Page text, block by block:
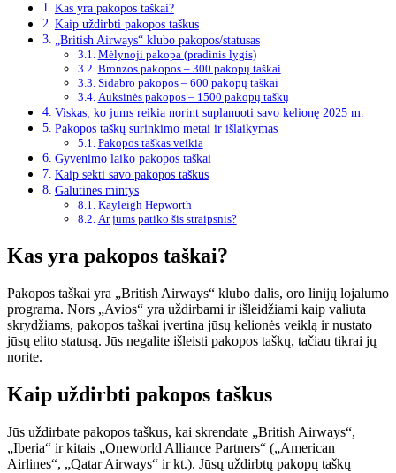
Kas yra pakopos taškai?
Kaip uždirbti pakopos taškus
„British Airways“ klubo pakopos/statusas
Mėlynoji pakopa (pradinis lygis)
Bronzos pakopos – 300 pakopų taškai
Sidabro pakopos – 600 pakopų taškai
Auksinės pakopos – 1500 pakopų taškų
Viskas, ko jums reikia norint suplanuoti savo kelionę 2025 m.
Pakopos taškų surinkimo metai ir išlaikymas
Pakopos taškas veikia
Gyvenimo laiko pakopos taškai
Kaip sekti savo pakopos taškus
Galutinės mintys
Kayleigh Hepworth
Ar jums patiko šis straipsnis?
Kas yra pakopos taškai?
Pakopos taškai yra „British Airways“ klubo dalis, oro linijų lojalumo
programa. Nors „Avios“ yra uždirbami ir išleidžiami kaip valiuta
skrydžiams, pakopos taškai įvertina jūsų kelionės veiklą ir nustato
jūsų elito statusą. Jūs negalite išleisti pakopos taškų, tačiau tikrai jų
norite.
Kaip uždirbti pakopos taškus
Jūs uždirbate pakopos taškus, kai skrendate „British Airways“,
„Iberia“ ir kitais „Oneworld Alliance Partners“ („American
Airlines“, „Qatar Airways“ ir kt.). Jūsų uždirbtų pakopų taškų